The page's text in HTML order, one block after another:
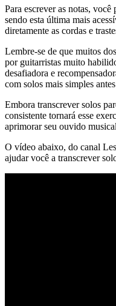
Para escrever as notas,
sendo esta última mais
diretamente as cordas e
Lembre-se de que muitos
por guitarristas muito
desafiadora e
com solos mais simples
Embora transcrever solos
consistente tornará esse
aprimorar seu ouvido
O vídeo abaixo, do canal
ajudar você a transcrever